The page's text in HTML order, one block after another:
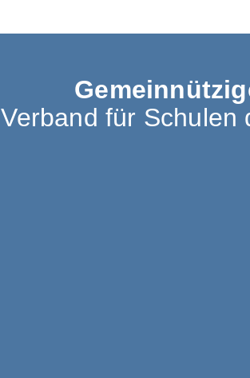
Verband für Schulen